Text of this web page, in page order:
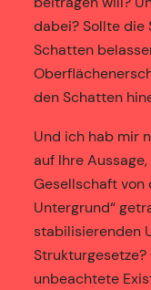
dabei? Sollte die
Schatten
den Schatten
Und ich hab mir
auf Ihre
Gesellschaft von
Untergrund“
stabilisierenden
unbeachtete